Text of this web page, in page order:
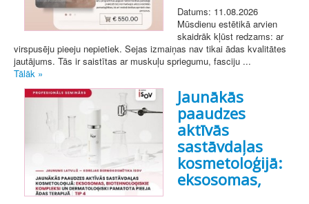
Datums: 11.08.2026
Mūsdienu estētikā arvien
skaidrāk kļūst redzams: ar
virspusēju pieeju nepietiek. Sejas izmaiņas nav tikai ādas kvalitātes
jautājums. Tās ir saistītas ar muskuļu spriegumu, fasciju ...
Tālāk »
Jaunākās
paaudzes
aktīvās
sastāvdaļas
kosmetoloģijā:
eksosomas,